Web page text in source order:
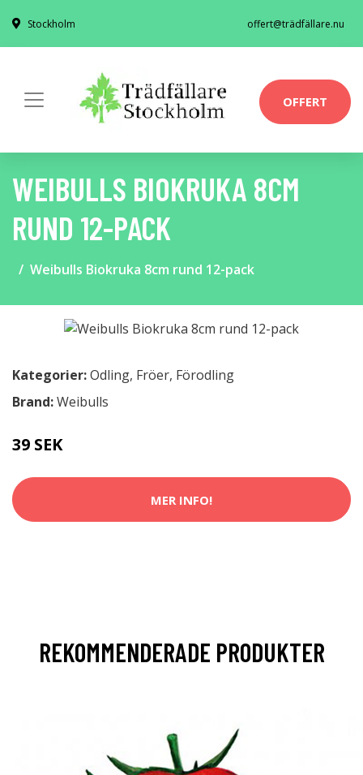
Stockholm offert@trädfällare.nu
OFFERT
WEIBULLS BIOKRUKA 8CM
RUND 12-PACK
Weibulls Biokruka 8cm rund 12-pack
Kategorier:Odling, Fröer, Förodling
Brand:Weibulls
39 SEK
MER INFO!
REKOMMENDERADE PRODUKTER